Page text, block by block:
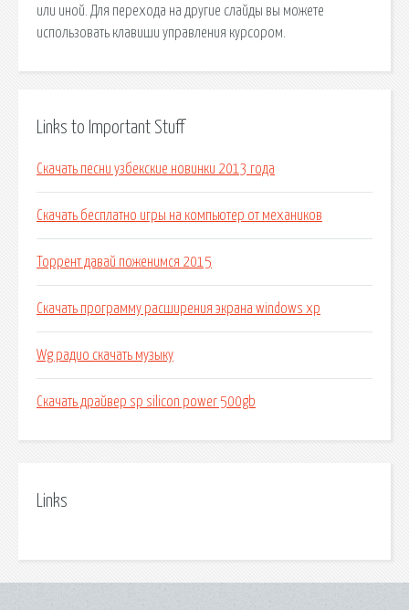
или иной. Для перехода на другие слайды вы можете
использовать клавиши управления курсором.
Links to Important Stuff
Скачать песни узбекские новинки 2013 года
Скачать бесплатно игры на компьютер от механиков
Торрент давай поженимся 2015
Скачать программу расширения экрана windows xp
Wg радио скачать музыку
Скачать драйвер sp silicon power 500gb
Links